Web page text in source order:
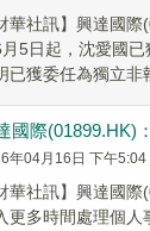
華社訊】興達國
5日起，沈愛國
已獲委任為獨立非
國際(01899.HK)
年04月16日 下午5:04
華社訊】興達國
更多時間處理個人